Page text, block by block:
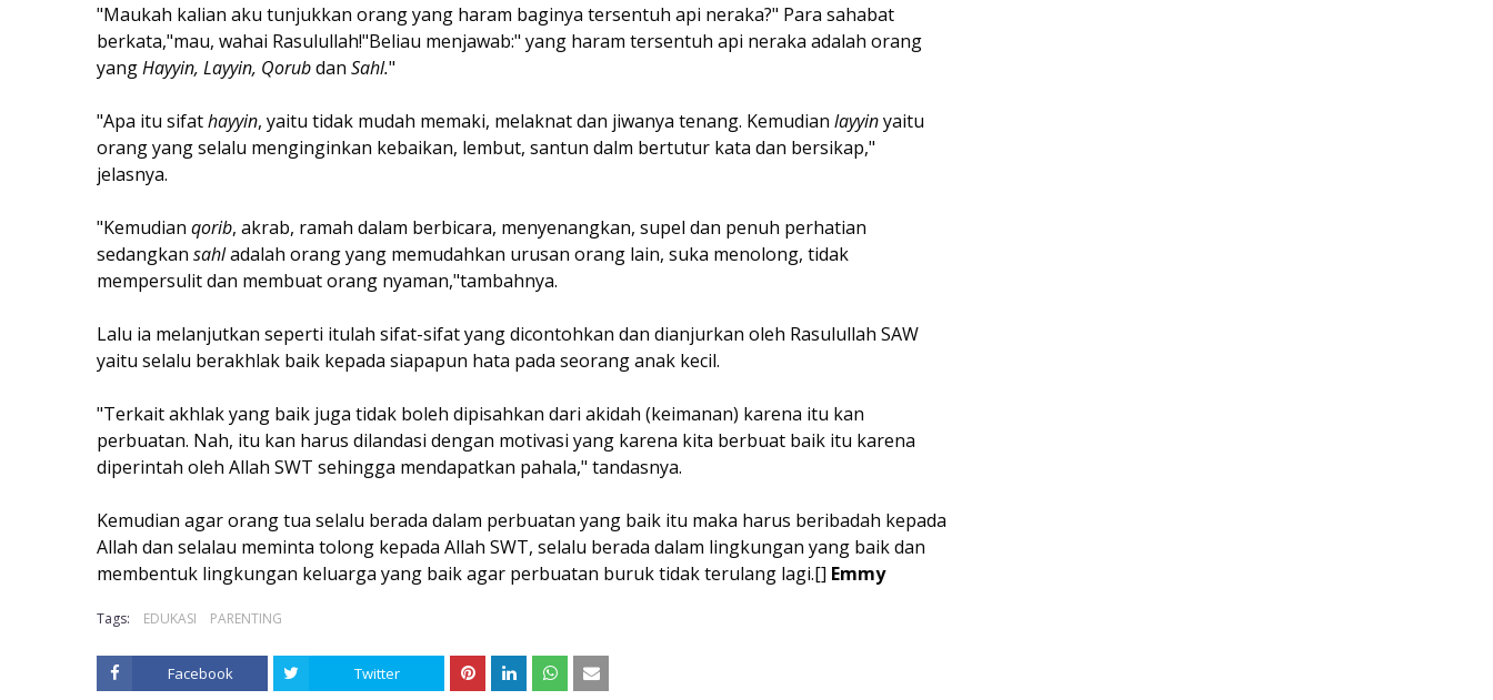
"Maukah kalian aku tunjukkan orang yang haram baginya tersentuh api neraka?" Para sahabat
berkata,"mau, wahai Rasulullah!"Beliau menjawab:" yang haram tersentuh api neraka adalah orang
yangHayyin, Layyin, Qorubdan Sahl."
"Apa itu sifathayyin, yaitu tidak mudah memaki, melaknat dan jiwanya tenang. Kemudian layyinyaitu
orang yang selalu menginginkan kebaikan, lembut, santun dalm bertutur kata dan bersikap,"
jelasnya.
"Kemudian qorib, akrab, ramah dalam berbicara, menyenangkan, supel dan penuh perhatian
sedangkan sahladalah orang yang memudahkan urusan orang lain, suka menolong, tidak
mempersulit dan membuat orang nyaman,"tambahnya.
Lalu ia melanjutkan seperti itulah sifat-sifat yang dicontohkan dan dianjurkan oleh Rasulullah SAW
yaitu selalu berakhlak baik kepada siapapun hata pada seorang anak kecil.
"Terkait akhlak yang baik juga tidak boleh dipisahkan dari akidah (keimanan) karena itu kan
perbuatan. Nah, itu kan harus dilandasi dengan motivasi yang karena kita berbuat baik itu karena
diperintah oleh Allah SWT sehingga mendapatkan pahala," tandasnya.
Kemudian agar orang tua selalu berada dalam perbuatan yang baik itu maka harus beribadah kepada
Allah dan selalau meminta tolong kepada Allah SWT, selalu berada dalam lingkungan yang baik dan
membentuk lingkungan keluarga yang baik agar perbuatan buruk tidak terulang lagi.[] Emmy
Tags: EDUKASI PARENTING
Facebook Twitter